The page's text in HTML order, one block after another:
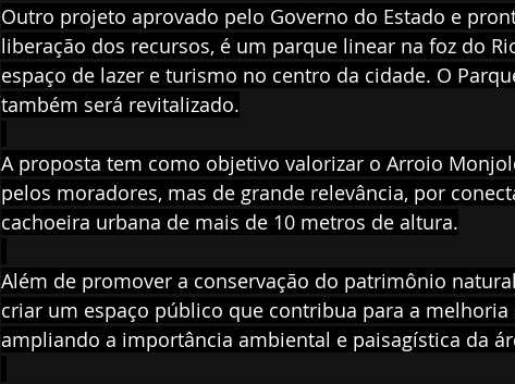
Outro projeto aprovado pelo Governo do Estado e
liberação dos recursos, é um parque linear na foz do
espaço de lazer e turismo no centro da cidade. O
também será revitalizado.
A proposta tem como objetivo valorizar o Arroio
pelos moradores, mas de grande relevância, por
cachoeira urbana de mais de 10 metros de altura.
Além de promover a conservação do patrimônio
criar um espaço público que contribua para a melhoria
ampliando a importância ambiental e paisagística da